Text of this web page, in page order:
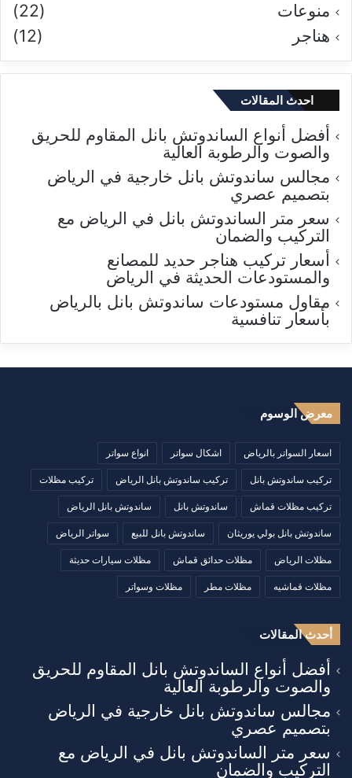
منوعات
(22)
هناجر
(12)
احدث المقالات
أفضل أنواع الساندوتش بانل المقاوم للحريق
والصوت والرطوبة العالية
مجالس ساندوتش بانل خارجية في الرياض
بتصميم عصري
سعر متر الساندوتش بانل في الرياض مع
التركيب والضمان
أسعار تركيب هناجر حديد للمصانع
والمستودعات الحديثة في الرياض
مقاول مستودعات ساندوتش بانل بالرياض
بأسعار تنافسية
معرض الوسوم
اسعار السواتر بالرياض اشكال سواتر انواع سواتر
تركيب ساندوتش بانل تركيب ساندوتش بانل الرياض تركيب مظلات
تركيب مظلات قماش ساندوتش بانل ساندوتش بانل الرياض
ساندوتش بانل بولي يوريثان ساندوتش بانل للبيع سواتر الرياض
مظلات الرياض مظلات حدائق قماش مظلات سيارات حديثة
مظلات قماشيه مظلات مطر مظلات وسواتر
أحدث المقالات
أفضل أنواع الساندوتش بانل المقاوم للحريق
والصوت والرطوبة العالية
مجالس ساندوتش بانل خارجية في الرياض
بتصميم عصري
سعر متر الساندوتش بانل في الرياض مع
التركيب والضمان